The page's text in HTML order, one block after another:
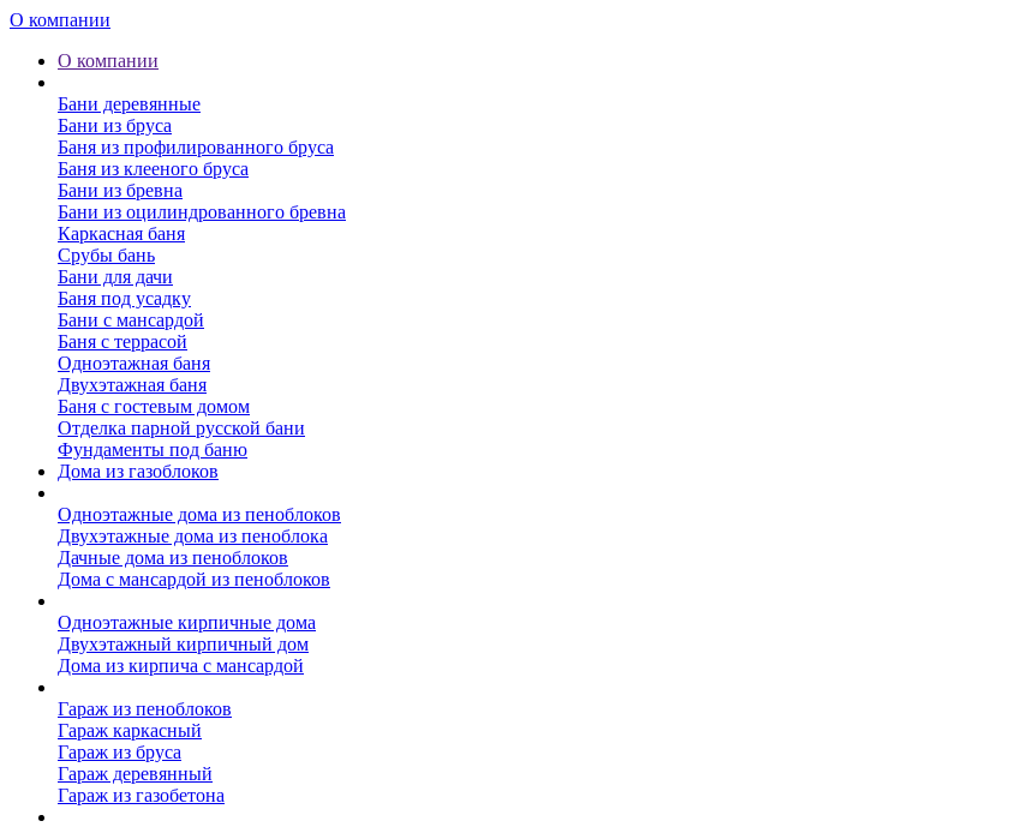
О компании
О компании
Бани деревянные
Бани из бруса
Баня из профилированного бруса
Баня из клееного бруса
Бани из бревна
Бани из оцилиндрованного бревна
Каркасная баня
Срубы бань
Бани для дачи
Баня под усадку
Бани с мансардой
Баня с террасой
Одноэтажная баня
Двухэтажная баня
Баня с гостевым домом
Отделка парной русской бани
Фундаменты под баню
Дома из газоблоков
Одноэтажные дома из пеноблоков
Двухэтажные дома из пеноблока
Дачные дома из пеноблоков
Дома с мансардой из пеноблоков
Одноэтажные кирпичные дома
Двухэтажный кирпичный дом
Дома из кирпича с мансардой
Гараж из пеноблоков
Гараж каркасный
Гараж из бруса
Гараж деревянный
Гараж из газобетона